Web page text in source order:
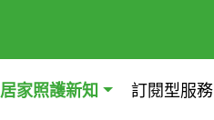
居家照護新知 訂閱型服務